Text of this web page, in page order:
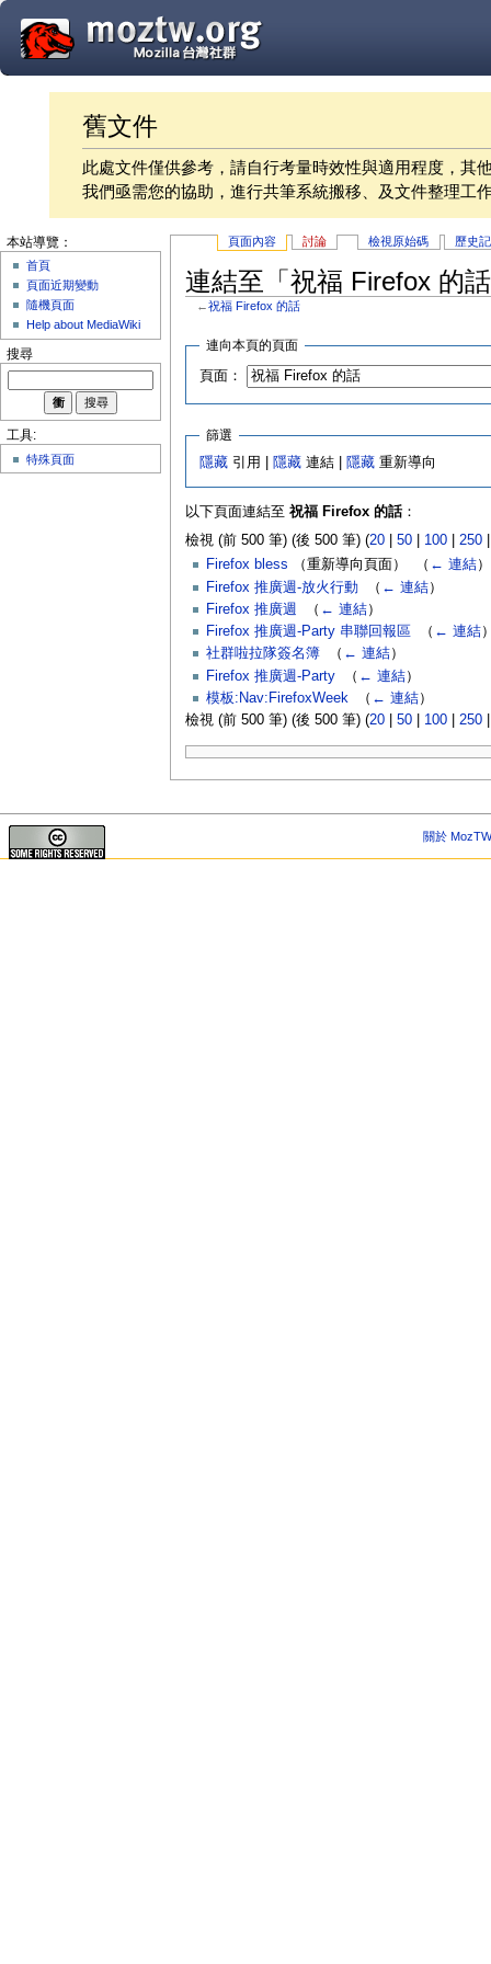
舊文件
此處文件僅供參考，請自行考量時效性與適用程度，其
我們亟需您的協助，進行共筆系統搬移、及文件整理工
頁面內容 討論 檢視原始碼 歷史
連結至「祝福 Firefox 的
←祝福 Firefox 的話
連向本頁的頁面
頁面：
篩選
隱藏 引用 | 隱藏 連結 | 隱藏 重新導向
以下頁面連結至 祝福 Firefox 的話：
檢視 (前 500 筆) (後 500 筆) (20| 50| 100| 250
Firefox bless （重新導向頁面） ‎ （ ← 連結）
Firefox 推廣週-放火行動‎ （ ← 連結）
Firefox 推廣週
（ ← 連結）
Firefox 推廣週-Party 串聯回報區
（ ← 連結
社群啦拉隊簽名簿‎ （ ← 連結）
Firefox 推廣週-Party‎ （ ← 連結）
模板:Nav:FirefoxWeek‎ （ ← 連結）
檢視 (前 500 筆) (後 500 筆) (20| 50| 100| 250
本站導覽：
首頁
頁面近期變動
隨機頁面
Help about MediaWiki
搜尋
工具:
特殊頁面
關於